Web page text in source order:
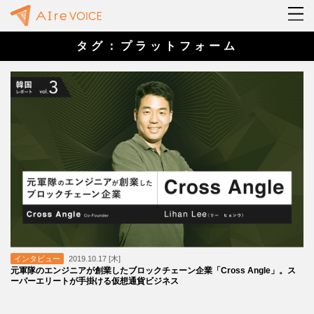
タグ：プラットフォーム
インタビュー 2019.10.17 [木]
元軍隊のエンジニアが創業したブロックチェーン企業「Cross Angle」。ス
ーパーエリートが手掛ける仮想通貨ビジネス